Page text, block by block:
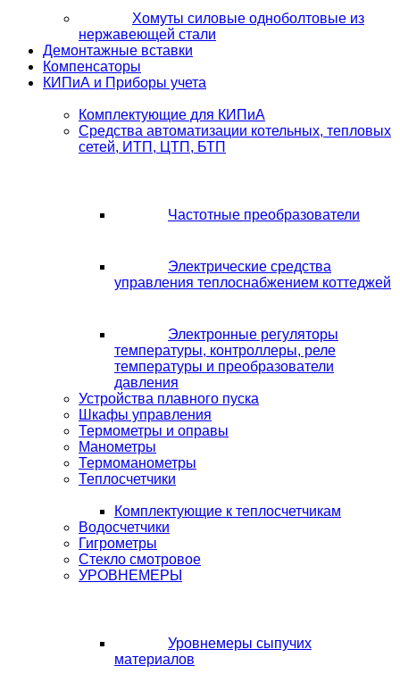
Хомуты силовые одноболтовые из
нержавеющей стали
Демонтажные вставки
Компенсаторы
КИПиА и Приборы учета
Комплектующие для КИПиА
Средства автоматизации котельных, тепловых
сетей, ИТП, ЦТП, БТП
Частотные преобразователи
Электрические средства
управления теплоснабжением коттеджей
Электронные регуляторы
температуры, контроллеры, реле
температуры и преобразователи
давления
Устройства плавного пуска
Шкафы управления
Термометры и оправы
Манометры
Термоманометры
Теплосчетчики
Комплектующие к теплосчетчикам
Водосчетчики
Гигрометры
Стекло смотровое
УРОВНЕМЕРЫ
Уровнемеры сыпучих
материалов